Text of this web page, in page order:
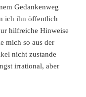
Gedankenweg
ich ihn öffentlich
hilfreiche Hinweise
mich so aus der
nicht zustande
irrational, aber